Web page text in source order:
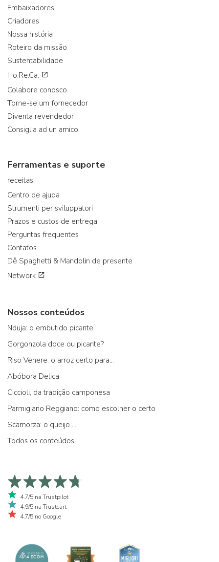
Embaixadores
Criadores
Nossa história
Roteiro da missão
Sustentabilidade
Ho.Re.Ca.
Colabore conosco
Torne-se um fornecedor
Diventa revendedor
Consiglia ad un amico
Ferramentas e suporte
receitas
Centro de ajuda
Strumenti per sviluppatori
Prazos e custos de entrega
Perguntas frequentes
Contatos
Dê Spaghetti & Mandolin de presente
Network
Nossos conteúdos
Nduja: o embutido picante
Gorgonzola doce ou picante?
Riso Venere: o arroz certo para...
Abóbora Delica
Ciccioli, da tradição camponesa
Parmigiano Reggiano: como escolher o certo
Scamorza: o queijo ...
Todos os conteúdos
4,7/5 na Trustpilot
4,9/5 na Trustcart
4,7/5 no Google